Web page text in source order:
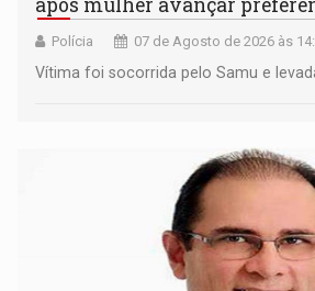
Polícia 07 de Agosto de 2026 às
Vítima foi socorrida pelo Samu e